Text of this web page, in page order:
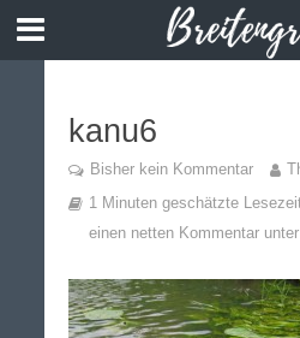
kanu6
Bisher kein Kommentar
1 Minuten geschätzte
einen netten Kommentar